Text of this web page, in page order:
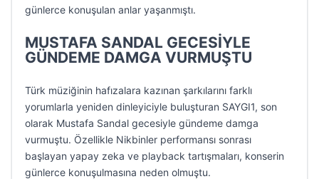
günlerce konuşulan anlar yaşanmıştı.
MUSTAFA SANDAL GECESİYLE
GÜNDEME DAMGA VURMUŞTU
Türk müziğinin hafızalara kazınan şarkılarını farklı
yorumlarla yeniden dinleyiciyle buluşturan SAYGI1, son
olarak Mustafa Sandal gecesiyle gündeme damga
vurmuştu. Özellikle Nikbinler performansı sonrası
başlayan yapay zeka ve playback tartışmaları, konserin
günlerce konuşulmasına neden olmuştu.